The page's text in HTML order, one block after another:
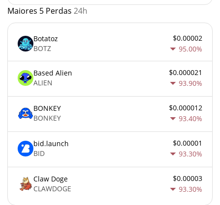
Maiores 5 Perdas 24h
Botatoz
BOTZ
$0.00002
95.00%
Based Alien
ALIEN
$0.000021
93.90%
BONKEY
BONKEY
$0.000012
93.40%
bid.launch
BID
$0.00001
93.30%
Claw Doge
CLAWDOGE
$0.00003
93.30%